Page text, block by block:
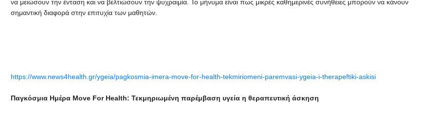
να μειώσουν την ένταση και να βελτιώσουν την ψυχραιμία. Το μήνυμα είναι πως μικρές καθημερινές συνήθειες μπορούν να κάνουν
σημαντική διαφορά στην επιτυχία των μαθητών.
https://www.news4health.gr/ygeia/pagkosmia-imera-move-for-health-tekmiriomeni-paremvasi-ygeia-i-therapeftiki-askisi
Παγκόσμια Ημέρα Move For Health: Τεκμηριωμένη παρέμβαση υγεία η θεραπευτική άσκηση